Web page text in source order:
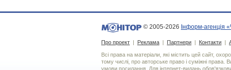
© 2005-2026 Інформ-агенція
Про проект | Реклама | Партнери | Контакти |
Всі права на матеріали, які містить цей сайт,
тому числі, про авторське право і суміжні
умови посилання. Для iнтернет-видань